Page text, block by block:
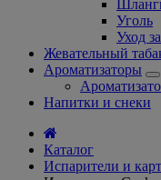
Уголь
Уход
Жевательный
Ароматизаторы
Напитки и снеки
Каталог
Испарители и